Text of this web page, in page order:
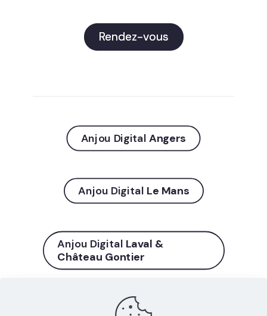
Rendez-vous
Anjou DigitalAngers
Anjou Digital Le Mans
Anjou Digital Laval &
Château Gontier
© Anjou Digital 2024 |Conditions générales de
Politique de protection des données